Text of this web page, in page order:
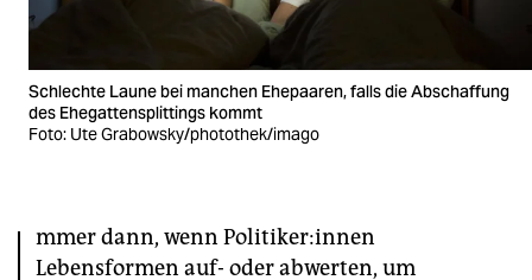
veranstaltungen
shop
fragen & hilfe
genossenschaft
Schlechte Laune bei manchen Ehepaaren, falls die Abschaffung
des Ehegattensplittings kommt
Foto: Ute Grabowsky/photothek/imago
mmer dann, wenn Po­li­ti­ke­r:in­nen
Lebensformen auf- oder abwerten, um